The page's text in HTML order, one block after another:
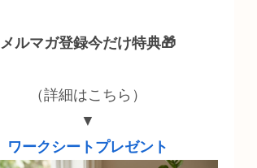
メルマガ登録今だけ特典🎁
（詳細はこちら）
▼
ワークシートプレゼント